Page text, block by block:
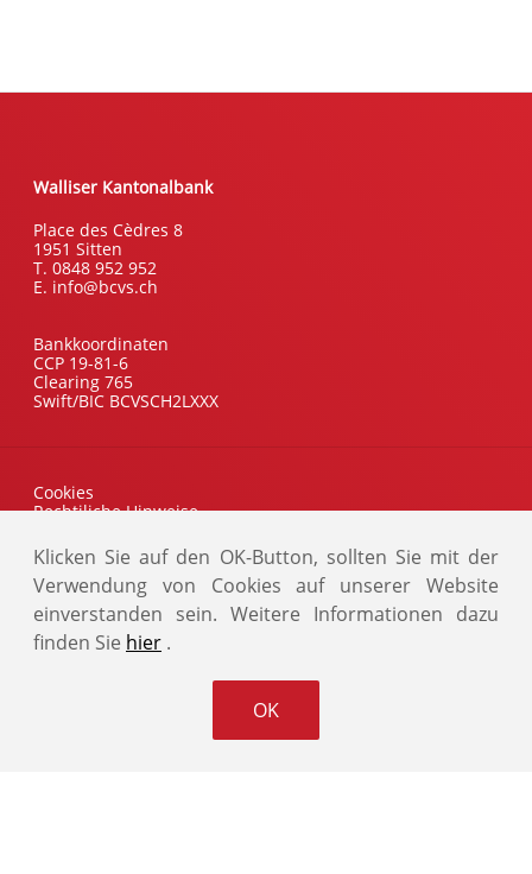
Walliser Kantonalbank
Place des Cèdres 8
1951 Sitten
T. 0848 952 952
E. info@bcvs.ch
Bankkoordinaten
CCP 19-81-6
Clearing 765
Swift/BIC BCVSCH2LXXX
© 2026 WKB. Alle Rechte vorbehalten.
Cookies
Rechtiliche Hinweise
Klicken Sie auf den OK-Button, sollten Sie mit der
Verwendung von Cookies auf unserer Website
einverstanden sein. Weitere Informationen dazu
finden Sie hier .
OK